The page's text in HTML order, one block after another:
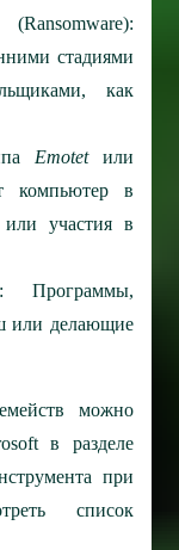
стадиями
как
Emotetили
компьютер в
участия в
Программы,
или делающие
можно
в разделе
при
список